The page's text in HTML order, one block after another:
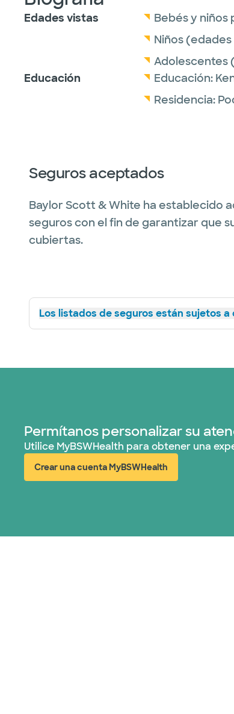
Edades vistas
Bebés y
Niños (edades
Adolescentes
Educación
Educación:
Residencia:
Seguros aceptados
Baylor Scott & White ha establecido
seguros con el fin de garantizar que
cubiertas.
Los listados de seguros están sujetos a
Permítanos personalizar su
Utilice MyBSWHealth para obtener una
Crear una cuenta MyBSWHealth
(abre en ventana nueva)